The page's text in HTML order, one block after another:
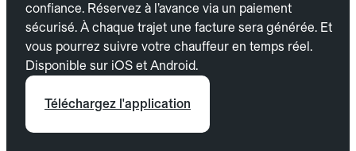
confiance. Réservez à l’avance via un paiement
sécurisé. À chaque trajet une facture sera générée. Et
vous pourrez suivre votre chauffeur en temps réel.
Disponible sur iOS et Android.
Téléchargez l'application